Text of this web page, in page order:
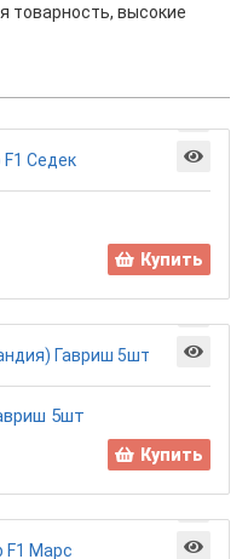
товарность, высокие
Купить
5шт
Купить